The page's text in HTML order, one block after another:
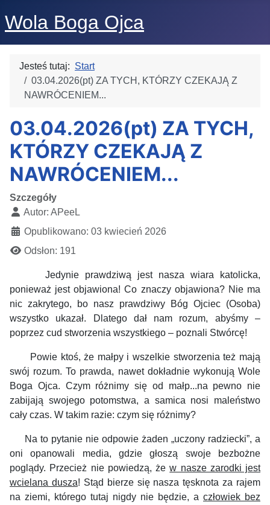
Wola Boga Ojca
Jesteś tutaj: Start
03.04.2026(pt) ZA TYCH, KTÓRZY CZEKAJĄ Z
NAWRÓCENIEM...
03.04.2026(pt) ZA TYCH,
KTÓRZY CZEKAJĄ Z
NAWRÓCENIEM...
Szczegóły
Autor: APeeL
Opublikowano: 03 kwiecień 2026
Odsłon: 191
Jedynie prawdziwą jest nasza wiara katolicka,
ponieważ jest objawiona! Co znaczy objawiona? Nie ma
nic zakrytego, bo nasz prawdziwy Bóg Ojciec (Osoba)
wszystko ukazał. Dlatego dał nam rozum, abyśmy –
poprzez cud stworzenia wszystkiego – poznali Stwórcę!
Powie ktoś, że małpy i wszelkie stworzenia też mają
swój rozum. To prawda, nawet dokładnie wykonują Wole
Boga Ojca. Czym różnimy się od małp...na pewno nie
zabijają swojego potomstwa, a samica nosi maleństwo
cały czas. W takim razie: czym się różnimy?
Na to pytanie nie odpowie żaden „uczony radziecki”, a
oni opanowali media, gdzie głoszą swoje bezbożne
poglądy. Przecież nie powiedzą, żew nasze zarodki jest
wcielana dusza! Stąd bierze się nasza tęsknota za rajem
na ziemi, którego tutaj nigdy nie będzie, a człowiek bez